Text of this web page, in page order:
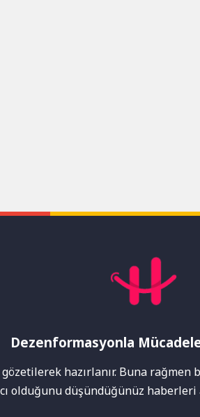
Dezenformasyonla
hazırlanır. Buna
olduğunu düşündüğünüz